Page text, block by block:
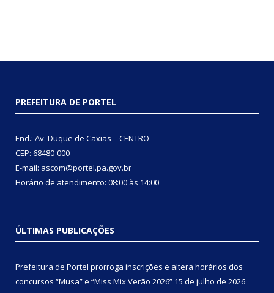
PREFEITURA DE PORTEL
End.: Av. Duque de Caxias – CENTRO
CEP: 68480-000
E-mail: ascom@portel.pa.gov.br
Horário de atendimento: 08:00 às 14:00
ÚLTIMAS PUBLICAÇÕES
Prefeitura de Portel prorroga inscrições e altera horários dos
concursos “Musa” e “Miss Mix Verão 2026” 15 de julho de 2026